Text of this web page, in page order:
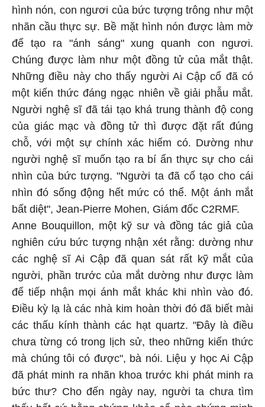
hình nón, con ngươi của bức tượng trông như một
nhãn cầu thực sự. Bề mặt hình nón được làm mờ
để tạo ra "ánh sáng" xung quanh con ngươi.
Chúng được làm như một đồng tử của mắt thật.
Những điều này cho thấy người Ai Cập cổ đã có
một kiến thức đáng ngạc nhiên về giải phẫu mắt.
Người nghệ sĩ đã tái tạo khá trung thành độ cong
của giác mạc và đồng tử thì được đặt rất đúng
chỗ, với một sự chính xác hiếm có. Dường như
người nghệ sĩ muốn tạo ra bí ẩn thực sự cho cái
nhìn của bức tượng. "Người ta đã cố tạo cho cái
nhìn đó sống động hết mức có thể. Một ánh mắt
bất diệt", Jean-Pierre Mohen, Giám đốc C2RMF.
Anne Bouquillon, một kỹ sư và đồng tác giả của
nghiên cứu bức tượng nhận xét rằng: dường như
các nghệ sĩ Ai Cập đã quan sát rất kỹ mắt của
người, phần trước của mắt dường như được làm
để tiếp nhận mọi ánh mắt khác khi nhìn vào đó.
Điều kỳ lạ là các nhà kim hoàn thời đó đã biết mài
các thấu kính thành các hạt quartz. "Đây là điều
chưa từng có trong lịch sử, theo những kiến thức
mà chúng tôi có được", bà nói. Liệu y học Ai Cập
đã phát minh ra nhãn khoa trước khi phát minh ra
bức thư? Cho đến ngày nay, người ta chưa tìm